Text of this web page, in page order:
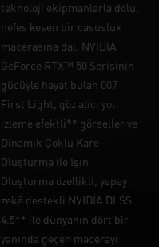
teknoloji ekipmanlarla dolu,
nefes kesen bir casusluk
macerasına dal. NVIDIA
GeForce RTX™ 50 Serisinin
gücüyle hayat bulan 007
First Light, göz alıcı yol
izleme efektli** görseller ve
Dinamik Çoklu Kare
Oluşturma ile Işın
Oluşturma özellikli, yapay
zekâ destekli NVIDIA DLSS
4.5** ile dünyanın dört bir
yanında geçen macerayı